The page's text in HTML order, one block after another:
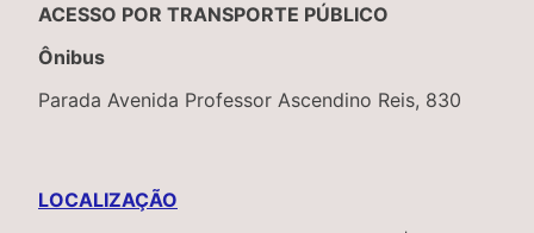
ACESSO POR TRANSPORTE PÚBLICO
Ônibus
Parada Avenida Professor Ascendino Reis, 830
LOCALIZAÇÃO